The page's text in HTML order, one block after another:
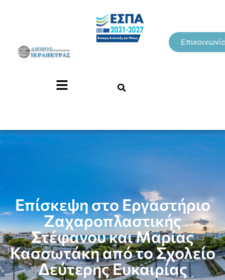
Επίσκεψη στο Εργαστήριο
Ζαχαροπλαστικής
Στέφανου και Μαρίας
Κασσωτάκη από το Σχολείο
Δεύτερης Ευκαιρίας